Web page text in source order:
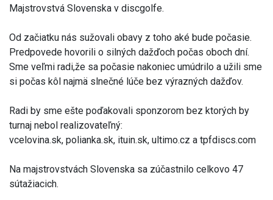
Majstrovstvá Slovenska v discgolfe.
Od začiatku nás sužovali obavy z toho aké bude počasie.
Predpovede hovorili o silných dažďoch počas oboch dní.
Sme veľmi radi,že sa počasie nakoniec umúdrilo a užili sme
si počas kôl najmä slnečné lúče bez výrazných dažďov.
Radi by sme ešte poďakovali sponzorom bez ktorých by
turnaj nebol realizovateľný:
vcelovina.sk, polianka.sk, ituin.sk, ultimo.cz a tpfdiscs.com
Na majstrovstvách Slovenska sa zúčastnilo celkovo 47
sútažiacich.